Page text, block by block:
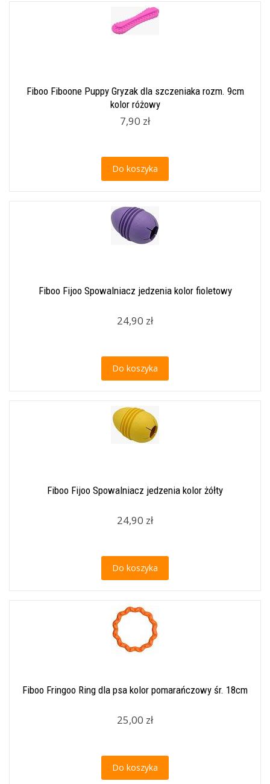
Fiboo Fiboone Puppy Gryzak dla szczeniaka rozm. 9cm
kolor różowy
7,90 zł
Do koszyka
Fiboo Fijoo Spowalniacz jedzenia kolor fioletowy
24,90 zł
Do koszyka
Fiboo Fijoo Spowalniacz jedzenia kolor żółty
24,90 zł
Do koszyka
Fiboo Fringoo Ring dla psa kolor pomarańczowy śr. 18cm
25,00 zł
Do koszyka